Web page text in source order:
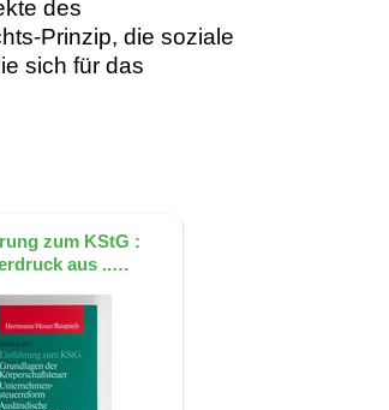
des
Prinzip, die soziale
sich für das
zum KStG :
aus ..…